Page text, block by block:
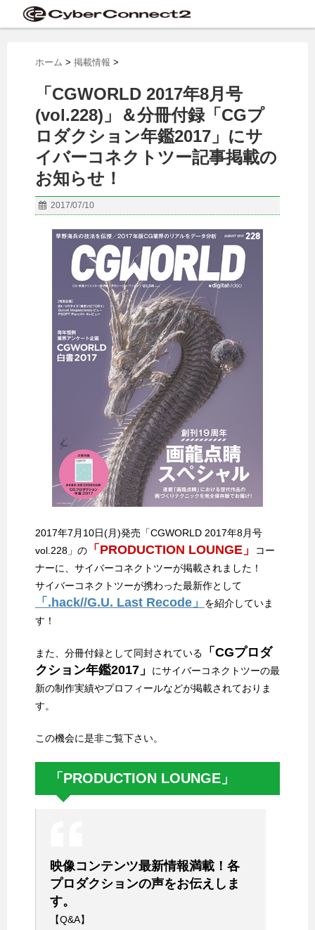
ホーム > 掲載情報 >
「CGWORLD 2017年8月号
(vol.228)」＆分冊付録「CGプ
ロダクション年鑑2017」にサ
イバーコネクトツー記事掲載の
お知らせ！
2017/07/10
2017年7月10日(月)発売「CGWORLD 2017年8月号
vol.228」の
「PRODUCTION LOUNGE」
コー
ナーに、サイバーコネクトツーが掲載されました！
サイバーコネクトツーが携わった最新作として
「.hack//G.U. Last Recode」
を紹介していま
す！
また、分冊付録として同封されている
「CGプロダ
クション年鑑2017」
にサイバーコネクトツーの最
新の制作実績やプロフィールなどが掲載されておりま
す。
この機会に是非ご覧下さい。
「PRODUCTION LOUNGE」
映像コンテンツ最新情報満載！各
プロダクションの声をお伝えしま
す。
【Q&A】